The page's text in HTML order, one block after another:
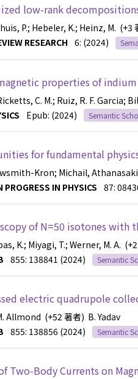
low-rank
P.; Hebeler, K.; Heinz, M. (+3
RESEARCH 6: (2024)
properties of
C. M.; Ruiz, R. F. Garcia;
Epub: (2024) Semantic
for fundamental
Kron; Michail,
PROGRESS IN PHYSICS 87:
of N=50 isotones with
K.; Miyagi, T.; Werner, M. A.
855: 138841 (2024) Semantic
electric quadrupole
Allmond (+52 著者) B. Yadav
855: 138856 (2024) Semantic
Two-Body Currents on